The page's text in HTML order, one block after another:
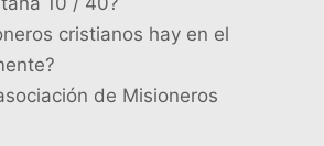
cristianos hay en el
de Misioneros